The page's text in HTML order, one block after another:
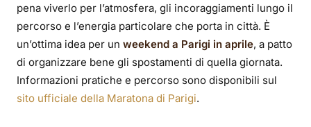
pena viverlo per l’atmosfera, gli incoraggiamenti lungo il
percorso e l’energia particolare che porta in città. È
un’ottima idea per un weekend a Parigi in aprile, a patto
di organizzare bene gli spostamenti di quella giornata.
Informazioni pratiche e percorso sono disponibili sul
sito ufficiale della Maratona di Parigi.